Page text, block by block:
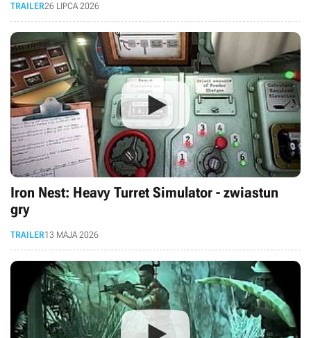
TRAILER26 LIPCA 2026
Iron Nest: Heavy Turret Simulator - zwiastun
gry
TRAILER13 MAJA 2026